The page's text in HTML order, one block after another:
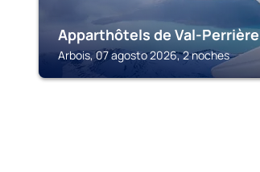
Apparthôtels de Val-Perrière
Arbois, 07 agosto 2026, 2 noches